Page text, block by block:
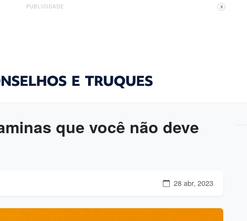
PUBLICIDADE X
que você não deve
28 abr, 2023